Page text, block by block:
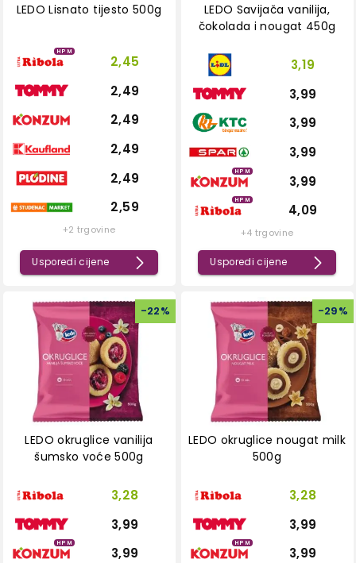
LEDO Lisnato tijesto 500g
HPM
2,45
2,49
2,49
2,49
2,49
2,59
+2 trgovine
Usporedi cijene
LEDO Savijača vanilija,
čokolada i nougat 450g
3,19
3,99
3,99
3,99
HPM
3,99
HPM
4,09
+4 trgovine
Usporedi cijene
-22%
LEDO okruglice vanilija
šumsko voće 500g
3,28
3,99
HPM
3,99
-29%
LEDO okruglice nougat milk
500g
3,28
3,99
HPM
3,99